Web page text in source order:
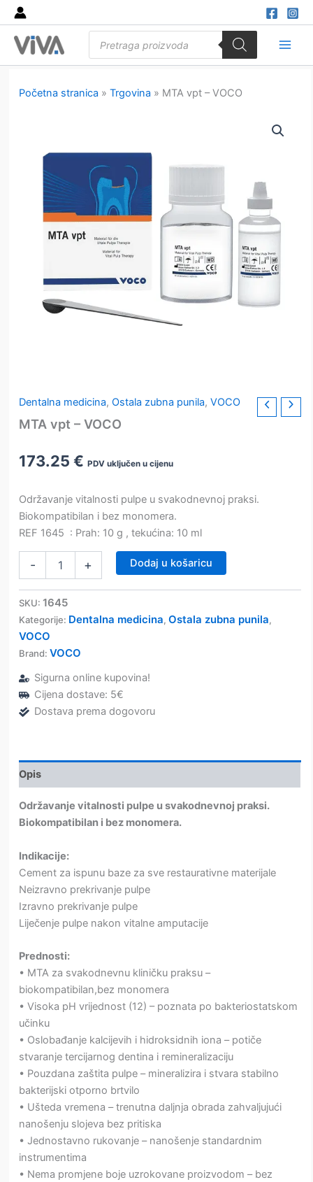
Skip
to
content
search
Početna stranica »Trgovina » MTA vpt – VOCO
Dentalna medicina,Ostala zubna punila,VOCO
MTA vpt – VOCO
173.25€ PDV uključen u cijenu
Održavanje vitalnosti pulpe u svakodnevnoj praksi.
Biokompatibilan i bez monomera.
REF 1645 : Prah: 10 g , tekućina: 10 ml
-
VOCO
+ Dodaj u košaricu
SKU: 1645
Kategorije: Dentalna medicina,Ostala zubna punila,
VOCO
Brand:VOCO
Sigurna online kupovina!
Cijena dostave: 5€
Dostava prema dogovoru
Opis
Održavanje vitalnosti pulpe u svakodnevnoj praksi.
Biokompatibilan i bez monomera.
Indikacije:
Cement za ispunu baze za sve restaurativne materijale
Neizravno prekrivanje pulpe
Izravno prekrivanje pulpe
Liječenje pulpe nakon vitalne amputacije
Prednosti:
• MTA za svakodnevnu kliničku praksu –
biokompatibilan,bez monomera
• Visoka pH vrijednost (12) – poznata po bakteriostatskom
učinku
• Oslobađanje kalcijevih i hidroksidnih iona – potiče
stvaranje tercijarnog dentina i remineralizaciju
• Pouzdana zaštita pulpe – mineralizira i stvara stabilno
bakterijski otporno brtvilo
• Ušteda vremena – trenutna daljnja obrada zahvaljujući
nanošenju slojeva bez pritiska
• Jednostavno rukovanje – nanošenje standardnim
instrumentima
• Nema promjene boje uzrokovane proizvodom – bez